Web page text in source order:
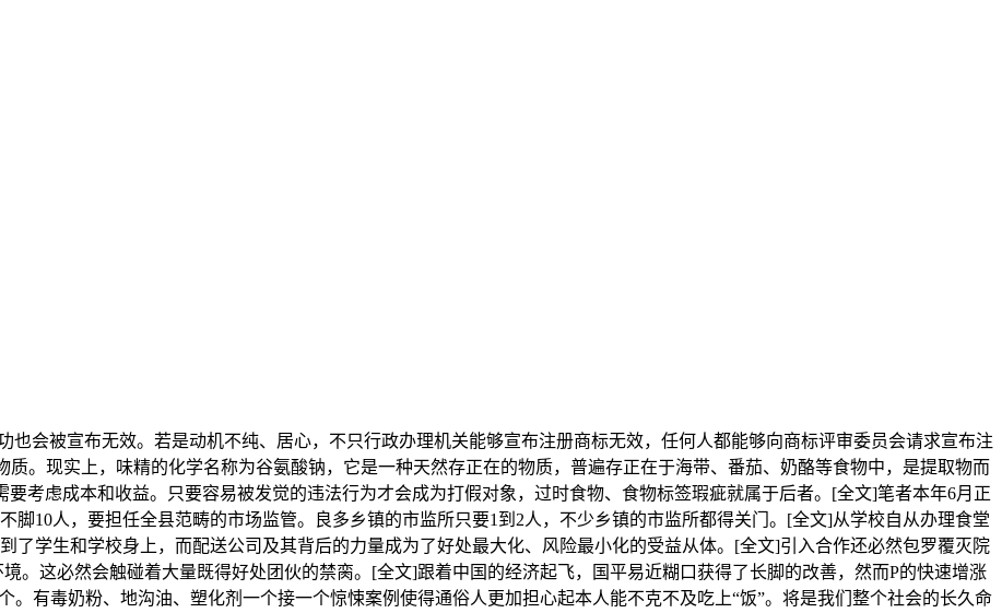
被宣布无效。若是动机不纯、居心，不只行政办理机关能够宣布注册商标无效，任何人都能够向商标评审委员会请求宣布注
。现实上，味精的化学名称为谷氨酸钠，它是一种天然存正在的物质，普遍存正在于海带、番茄、奶酪等食物中，是提取物而
考虑成本和收益。只要容易被发觉的违法行为才会成为打假对象，过时食物、食物标签瑕疵就属于后者。[全文]笔者本年6月正
脚10人，要担任全县范畴的市场监管。良多乡镇的市监所只要1到2人，不少乡镇的市监所都得关门。[全文]从学校自从办理食堂
了学生和学校身上，而配送公司及其背后的力量成为了好处最大化、风险最小化的受益从体。[全文]引入合作还必然包罗覆灭院
。这必然会触碰着大量既得好处团伙的禁脔。[全文]跟着中国的经济起飞，国平易近糊口获得了长脚的改善，然而P的快速增涨
。有毒奶粉、地沟油、塑化剂一个接一个惊悚案例使得通俗人更加担心起本人能不克不及吃上“饭”。将是我们整个社会的长久命